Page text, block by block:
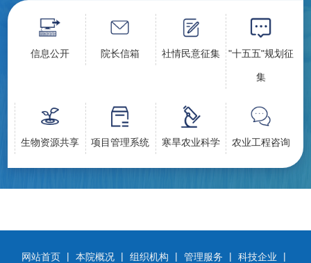
信息公开 院长信箱 社情民意征集 "十五五"规划征
集
生物资源共享 项目管理系统 寒旱农业科学 农业工程咨询
网站首页 | 本院概况 | 组织机构 | 管理服务 | 科技企业 |